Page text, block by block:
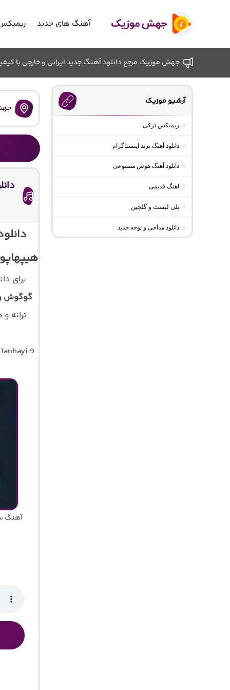
آهنگ های جدید
جهش موزیک مرجع دانلود آهنگ جدید ایرانی و خارجی با
برای
گوگوش و
9
آرشیو موزیک
ریمیکس ترکی
دانلود آهنگ ترند اینستاگرام
دانلود آهنگ هوش مصنوعی
اهنگ قدیمی
پلی لیست و گلچین
دانلود مداحی و نوحه جدید